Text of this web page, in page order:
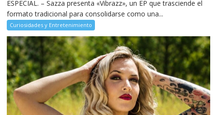
ESPECIAL. – Sazza presenta «Vibrazz», un EP que trasciende el
formato tradicional para consolidarse como una...
Curiosidades y Entretenimiento